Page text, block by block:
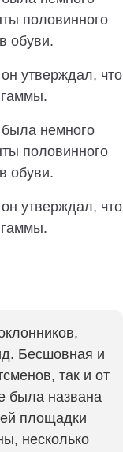
половинного
обуви.
утверждал, что
была немного
половинного
обуви.
утверждал, что
Бесшовная и
так и от
была названа
площадки
несколько